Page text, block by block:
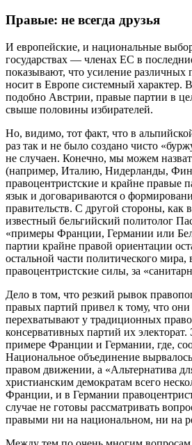
Правые: не всегда друзья
И европейские, и национальные
государствах — членах ЕС в
показывают, что усиление различных
носит в Европе системный характер.
подобно Австрии, правые партии в
свыше половины избирателей.
Но, видимо, тот факт, что в
раз так и не было создано чисто
не случаен. Конечно, мы можем
(например, Италию, Нидерланды,
правоцентристские и крайне правые
язык и договариваются о
правительств. С другой стороны, как
известный бельгийский политолог
«примеры Франции, Германии или
партии крайне правой ориентации
остальной части политического мира,
правоцентристские силы, за
Дело в том, что резкий рывок
правых партий привел к тому, что они
перехватывают у традиционных
консервативных партий их
примере Франции и Германии, где,
Национальное объединение
правом движении, а «Альтернатива
христианским демократам всего
Франции, и в Германии
случае не готовы рассматривать
правыми ни на национальном, ни на